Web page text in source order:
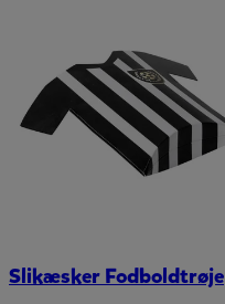
Slikæsker Fodboldtrøje